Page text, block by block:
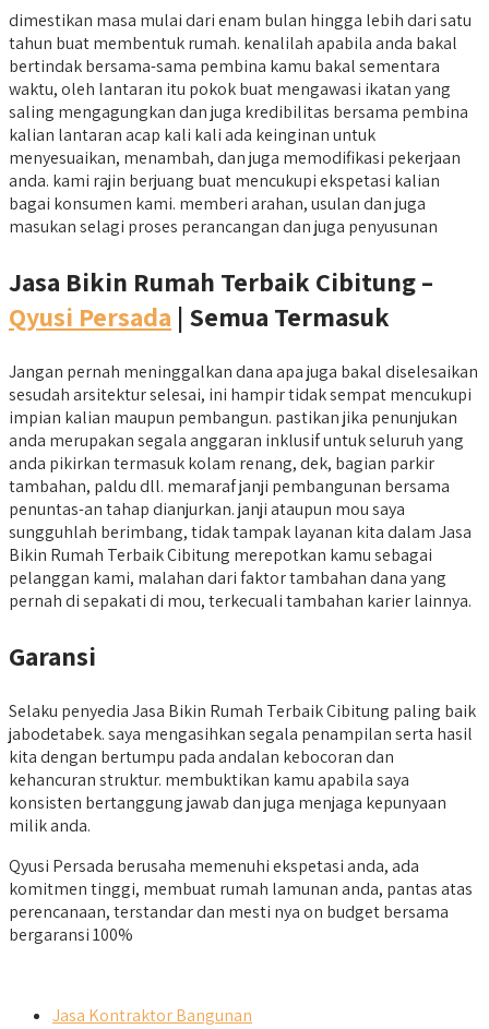
dimestikan masa mulai dari enam bulan hingga lebih dari satu
tahun buat membentuk rumah. kenalilah apabila anda bakal
bertindak bersama-sama pembina kamu bakal sementara
waktu, oleh lantaran itu pokok buat mengawasi ikatan yang
saling mengagungkan dan juga kredibilitas bersama pembina
kalian lantaran acap kali kali ada keinginan untuk
menyesuaikan, menambah, dan juga memodifikasi pekerjaan
anda. kami rajin berjuang buat mencukupi ekspetasi kalian
bagai konsumen kami. memberi arahan, usulan dan juga
masukan selagi proses perancangan dan juga penyusunan
Jasa Bikin Rumah Terbaik Cibitung –
Qyusi Persada | Semua Termasuk
Jangan pernah meninggalkan dana apa juga bakal diselesaikan
sesudah arsitektur selesai, ini hampir tidak sempat mencukupi
impian kalian maupun pembangun. pastikan jika penunjukan
anda merupakan segala anggaran inklusif untuk seluruh yang
anda pikirkan termasuk kolam renang, dek, bagian parkir
tambahan, paldu dll. memaraf janji pembangunan bersama
penuntas-an tahap dianjurkan. janji ataupun mou saya
sungguhlah berimbang, tidak tampak layanan kita dalam Jasa
Bikin Rumah Terbaik Cibitung merepotkan kamu sebagai
pelanggan kami, malahan dari faktor tambahan dana yang
pernah di sepakati di mou, terkecuali tambahan karier lainnya.
Garansi
Selaku penyedia Jasa Bikin Rumah Terbaik Cibitung paling baik
jabodetabek. saya mengasihkan segala penampilan serta hasil
kita dengan bertumpu pada andalan kebocoran dan
kehancuran struktur. membuktikan kamu apabila saya
konsisten bertanggung jawab dan juga menjaga kepunyaan
milik anda.
Qyusi Persada berusaha memenuhi ekspetasi anda, ada
komitmen tinggi, membuat rumah lamunan anda, pantas atas
perencanaan, terstandar dan mesti nya on budget bersama
bergaransi 100%
Jasa Kontraktor Bangunan